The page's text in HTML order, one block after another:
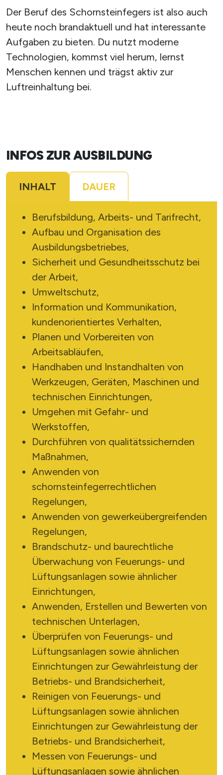
X
Der Beruf des Schornsteinfegers ist also auch
heute noch brandaktuell und hat interessante
Aufgaben zu bieten. Du nutzt moderne
Technologien, kommst viel herum, lernst
Menschen kennen und trägst aktiv zur
Luftreinhaltung bei.
INFOS ZUR AUSBILDUNG
INHALT DAUER
Berufsbildung, Arbeits- und Tarifrecht,
Aufbau und Organisation des
Ausbildungsbetriebes,
Sicherheit und Gesundheitsschutz bei
der Arbeit,
Umweltschutz,
Information und Kommunikation,
kundenorientiertes Verhalten,
Planen und Vorbereiten von
Arbeitsabläufen,
Handhaben und Instandhalten von
Werkzeugen, Geräten, Maschinen und
technischen Einrichtungen,
Umgehen mit Gefahr- und
Werkstoffen,
Durchführen von qualitätssichernden
Maßnahmen,
Anwenden von
schornsteinfegerrechtlichen
Regelungen,
Anwenden von gewerkeübergreifenden
Regelungen,
Brandschutz- und baurechtliche
Überwachung von Feuerungs- und
Lüftungsanlagen sowie ähnlicher
Einrichtungen,
Anwenden, Erstellen und Bewerten von
technischen Unterlagen,
Überprüfen von Feuerungs- und
Lüftungsanlagen sowie ähnlichen
Einrichtungen zur Gewährleistung der
Betriebs- und Brandsicherheit,
Reinigen von Feuerungs- und
Lüftungsanlagen sowie ähnlichen
Einrichtungen zur Gewährleistung der
Betriebs- und Brandsicherheit,
Messen von Feuerungs- und
Lüftungsanlagen sowie ähnlichen